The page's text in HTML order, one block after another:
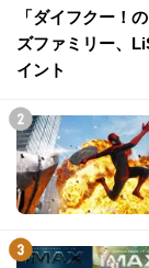
「ダイフクー！
ズファミリー、
イント